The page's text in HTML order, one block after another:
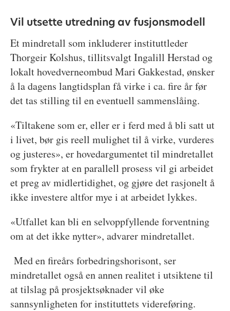
Vil utsette utredning av fusjonsmodell
Et mindretall som inkluderer instituttleder
Thorgeir Kolshus, tillitsvalgt Ingalill Herstad og
lokalt hovedverneombud Mari Gakkestad, ønsker
å la dagens langtidsplan få virke i ca. fire år før
det tas stilling til en eventuell sammenslåing.
«Tiltakene som er, eller er i ferd med å bli satt ut
i livet, bør gis reell mulighet til å virke, vurderes
og justeres», er hovedargumentet til mindretallet
som frykter at en parallell prosess vil gi arbeidet
et preg av midlertidighet, og gjøre det rasjonelt å
ikke investere altfor mye i at arbeidet lykkes.
«Utfallet kan bli en selvoppfyllende forventning
om at det ikke nytter», advarer mindretallet.
Med en fireårs forbedringshorisont, ser
mindretallet også en annen realitet i utsiktene til
at tilslag på prosjektsøknader vil øke
sannsynligheten for instituttets videreføring.